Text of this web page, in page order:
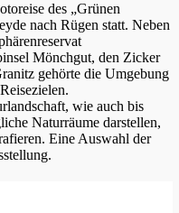
des „Grünen
nach Rügen statt. Neben
Mönchgut, den Zicker
gehörte die Umgebung
wie auch bis
Naturräume darstellen,
Eine Auswahl der